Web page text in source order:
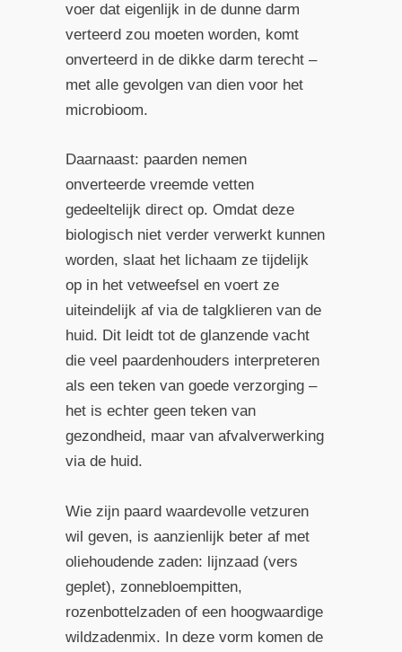
voer dat eigenlijk in de dunne darm
verteerd zou moeten worden, komt
onverteerd in de dikke darm terecht –
met alle gevolgen van dien voor het
microbioom.
Daarnaast: paarden nemen
onverteerde vreemde vetten
gedeeltelijk direct op. Omdat deze
biologisch niet verder verwerkt kunnen
worden, slaat het lichaam ze tijdelijk
op in het vetweefsel en voert ze
uiteindelijk af via de talgklieren van de
huid. Dit leidt tot de glanzende vacht
die veel paardenhouders interpreteren
als een teken van goede verzorging –
het is echter geen teken van
gezondheid, maar van afvalverwerking
via de huid.
Wie zijn paard waardevolle vetzuren
wil geven, is aanzienlijk beter af met
oliehoudende zaden: lijnzaad (vers
geplet), zonnebloempitten,
rozenbottelzaden of een hoogwaardige
wildzadenmix. In deze vorm komen de